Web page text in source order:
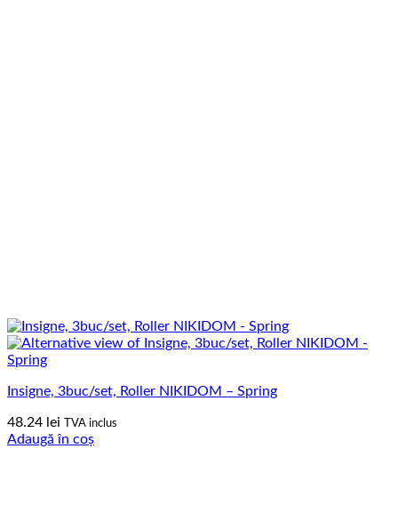
Insigne, 3buc/set, Roller NIKIDOM – Spring
48.24 lei TVA inclus
Adaugă în coș